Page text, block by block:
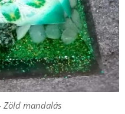
Zöld mandalás